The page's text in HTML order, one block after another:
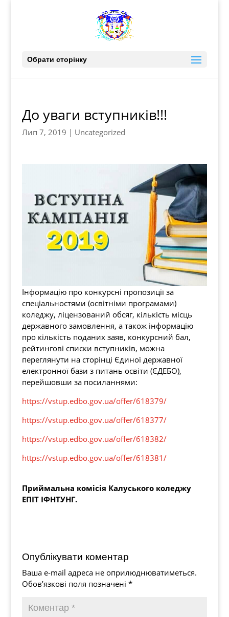
Обрати сторінку
До уваги вступників!!!
Лип 7, 2019 | Uncategorized
Інформацію про конкурсні пропозиції за
спеціальностями (освітніми програмами)
коледжу, ліцензований обсяг, кількість місць
державного замовлення, а також інформацію
про кількість поданих заяв, конкурсний бал,
рейтингові списки вступників, можна
переглянути на сторінці Єдиної державної
електронної бази з питань освіти (ЄДЕБО),
перейшовши за посиланнями:
https://vstup.edbo.gov.ua/offer/618379/
https://vstup.edbo.gov.ua/offer/618377/
https://vstup.edbo.gov.ua/offer/618382/
https://vstup.edbo.gov.ua/offer/618381/
Приймальна комісія Калуського коледжу
ЕПІТ ІФНТУНГ.
Опублікувати коментар
Ваша e-mail адреса не оприлюднюватиметься.
Обов’язкові поля позначені *